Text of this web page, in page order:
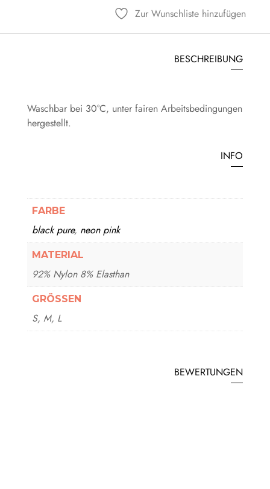
Zur Wunschliste hinzufügen
BESCHREIBUNG
Waschbar bei 30°C, unter fairen Arbeitsbedingungen
hergestellt.
INFO
FARBE
black pure, neon pink
MATERIAL
92% Nylon 8% Elasthan
GRÖSSEN
S, M, L
BEWERTUNGEN